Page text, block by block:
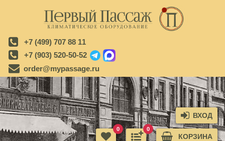
+7 (499) 707 88 11
+7 (903) 520-50-52
order@mypassage.ru
ВХОД
КОРЗИНА
0
0